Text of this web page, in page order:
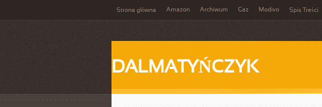
Strona główna Amazon Archiwum Gaz Modivo Spis Treści
DALMATYŃCZYK